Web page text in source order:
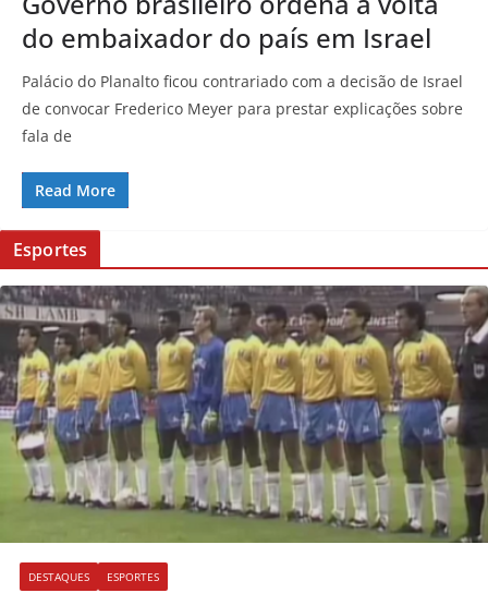
do embaixador do país em Israel
Palácio do Planalto ficou contrariado com a decisão de Israel
de convocar Frederico Meyer para prestar explicações sobre
fala de
Read More
Esportes
DESTAQUES ESPORTES